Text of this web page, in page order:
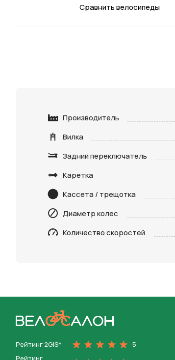
Сравнить велосипеды
Производитель
Вилка
Задний переключатель
Каретка
Кассета / трещотка
Диаметр колес
Количество скоростей
Рейтинг 2GIS*
5
Рейтинг